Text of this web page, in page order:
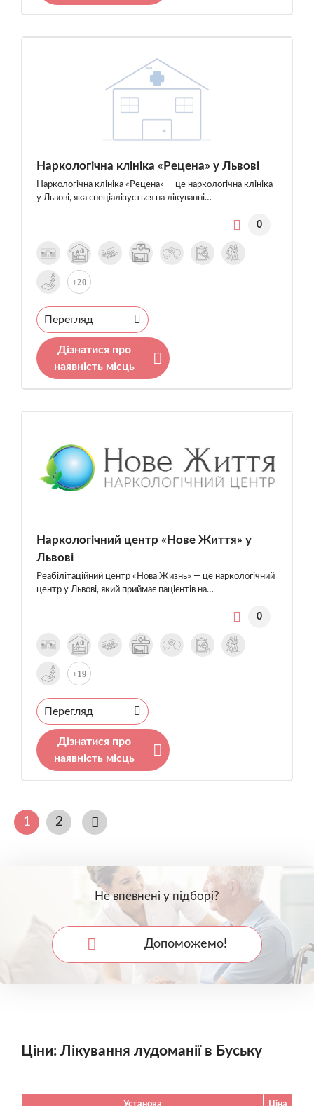
Наркологічна клініка «Рецена» у Львові
Наркологічна клініка «Рецена» — це наркологічна клініка
у Львові, яка спеціалізується на лікуванні…
0
+20
Перегляд
Дізнатися про
наявність місць
Наркологічний центр «Нове Життя» у
Львові
Реабілітаційний центр «Нова Жизнь» — це наркологічний
центр у Львові, який приймає пацієнтів на…
0
+19
Перегляд
Дізнатися про
наявність місць
1 2
Не впевнені у підборі?
Допоможемо!
Ціни: Лікування лудоманії в Буську